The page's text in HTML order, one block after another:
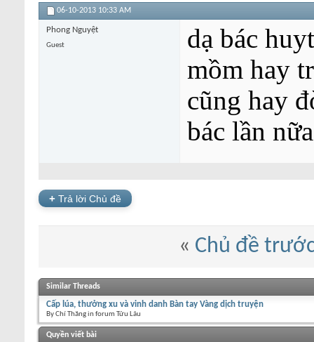
06-10-2013 10:33 AM
Phong Nguyệt
Guest
dạ bác
mồm hay
cũng hay
bác lần
+ Trả lời Chủ đề
« Chủ đề
Similar Threads
Cấp lúa, thưởng xu và vinh danh Bàn tay Vàng dịch truyện
By Chí Thăng in forum Tửu Lâu
Quyền viết bài